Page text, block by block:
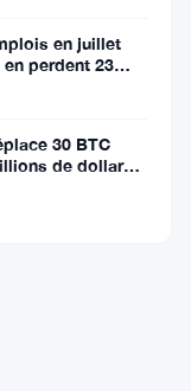
en juillet
perdent 23
30 BTC
de dollars